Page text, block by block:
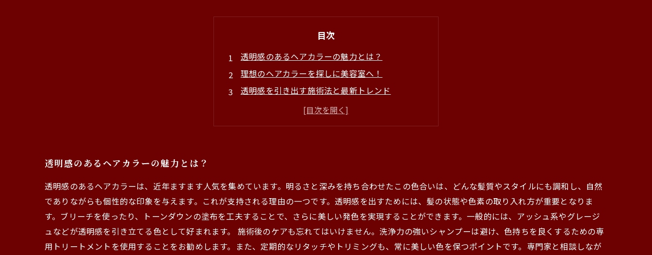
目次
透明感のあるヘアカラーの魅力とは？
理想のヘアカラーを探しに美容室へ！
透明感を引き出す施術法と最新トレンド
あなたにぴったりの色味の選び方
美しい髪を保つためのケアポイント
透明感のあるヘアカラーの魅力とは？
透明感のあるヘアカラーは、近年ますます人気を集めています。明るさと深みを持ち合わせたこの色合いは、どんな髪質やスタイルにも調和し、自然
でありながらも個性的な印象を与えます。これが支持される理由の一つです。透明感を出すためには、髪の状態や色素の取り入れ方が重要となりま
す。ブリーチを使ったり、トーンダウンの塗布を工夫することで、さらに美しい発色を実現することができます。一般的には、アッシュ系やグレージ
ュなどが透明感を引き立てる色として好まれます。 施術後のケアも忘れてはいけません。洗浄力の強いシャンプーは避け、色持ちを良くするための専
用トリートメントを使用することをお勧めします。また、定期的なリタッチやトリミングも、常に美しい色を保つポイントです。専門家と相談しなが